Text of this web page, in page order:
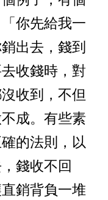
你先給我一
出去，錢到
收錢時，對
收到，不但
成。有些素
的法則，以
錢收不回
銷背負一堆